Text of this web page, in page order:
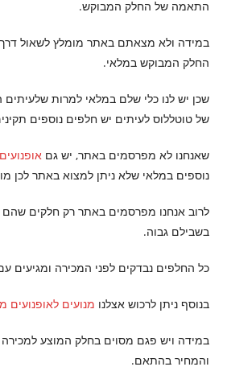
התאמה של החלק המבוקש.
החלק המבוקש במלאי.
שכן יש לנו כלי שלם במלאי למרות שלעיתים
של טוטללוס לעיתים יש חלפים נוספים תקינים
שאנחנו לא מפרסמים באתר, יש גם אופנועים
נוספים במלאי שלא ניתן למצוא באתר לכן
לרוב אנחנו מפרסמים באתר רק חלקים שהם
בשבילם גבוה.
כל החלפים נבדקים לפני המכירה ומגיעים עם
בנוסף ניתן לרכוש אצלנומנועים לאופנועים
במידה ויש פגם מסוים בחלק המוצע למכירה
והמחיר בהתאם.